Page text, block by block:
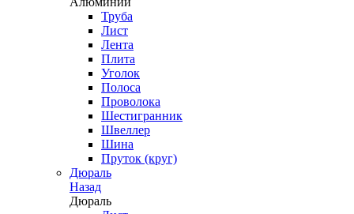
Труба
Лист
Лента
Плита
Уголок
Полоса
Проволока
Шестигранник
Швеллер
Шина
Пруток (круг)
Дюраль
Назад
Дюраль